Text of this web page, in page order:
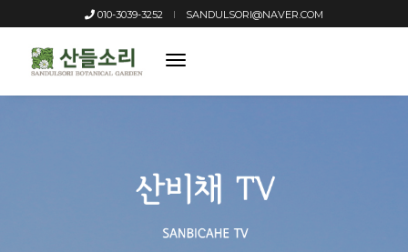
010-3039-3252 SANDULSORI@NAVER.COM
toggle